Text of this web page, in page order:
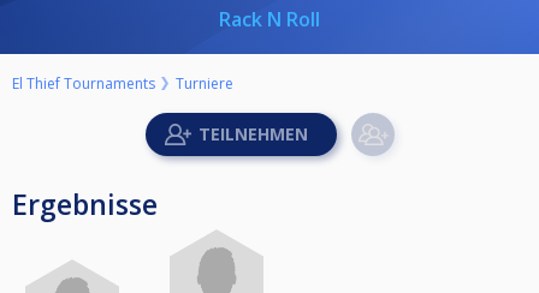
Rack N Roll
El Thief Tournaments Turniere
Ergebnisse